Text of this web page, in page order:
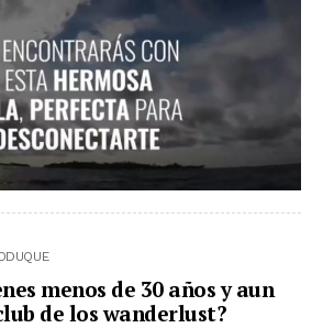
menos de 30 años y aun
de los wanderlust?